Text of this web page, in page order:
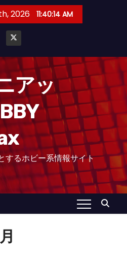
2026 11:40:15 AM
アッ
するホビー系情報サイト